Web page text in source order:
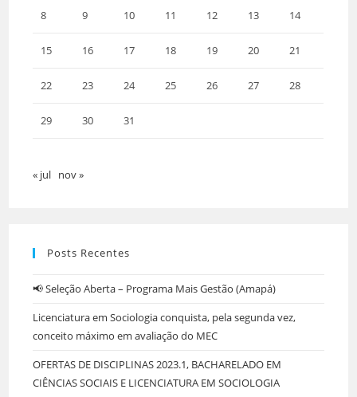
8 9 10 11 12 13 14
15 16 17 18 19 20 21
22 23 24 25 26 27 28
29 30 31
« jul nov »
Posts Recentes
📢 Seleção Aberta – Programa Mais Gestão (Amapá)
Licenciatura em Sociologia conquista, pela segunda vez,
conceito máximo em avaliação do MEC
OFERTAS DE DISCIPLINAS 2023.1, BACHARELADO EM
CIÊNCIAS SOCIAIS E LICENCIATURA EM SOCIOLOGIA